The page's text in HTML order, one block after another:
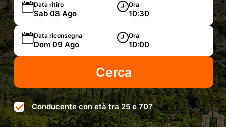
Data ritiro Ora
Data riconsegna Ora
Conducente con età tra 25 e 70?